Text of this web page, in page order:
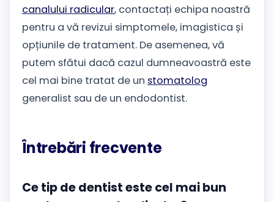
canalului radicular, contactați echipa noastră
pentru a vă revizui simptomele, imagistica și
opțiunile de tratament. De asemenea, vă
putem sfătui dacă cazul dumneavoastră este
cel mai bine tratat de un stomatolog
generalist sau de un endodontist.
Întrebări frecvente
Ce tip de dentist este cel mai bun